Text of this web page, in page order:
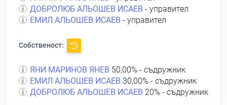
ДОБРОЛЮБ АЛЬОШЕВ ИСАЕВ - управител
ЕМИЛ АЛЬОШЕВ ИСАЕВ - управител
Собственост:
ЯНИ МАРИНОВ ЯНЕВ 50,00% - съдружник
ЕМИЛ АЛЬОШЕВ ИСАЕВ 30,00% - съдружник
ДОБРОЛЮБ АЛЬОШЕВ ИСАЕВ 20% - съдружник